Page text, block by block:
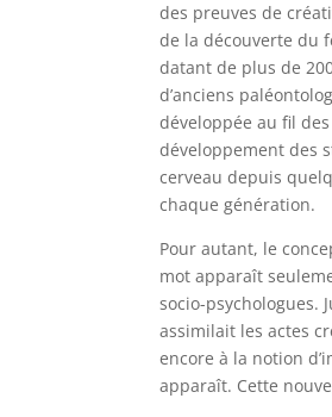
des preuves de
de la découverte du
datant de plus de
d’anciens
développée au fil
développement des
cerveau depuis
chaque génération.
Pour autant, le
mot apparaît
socio-psychologues.
assimilait les actes
encore à la notion
apparaît. Cette